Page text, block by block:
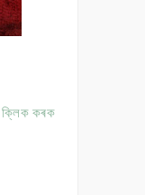
ক্লিক কৰক